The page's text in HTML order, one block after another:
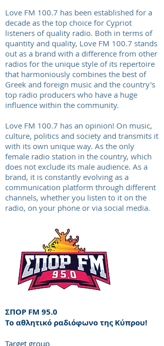
Love FM 100.7 has been established for a
decade as the top choice for Cypriot
listeners of quality radio. Both in terms of
quantity and quality, Love FM 100.7 stands
out as a brand with a difference from other
radios for the unique style of its repertoire
that harmoniously combines the best of
Greek and foreign music and the country's
top radio producers who have a huge
influence within the community.
Love FM 100.7 has an opinion! On music,
culture, politics and society and transmits it
with its own unique way. As the only
female radio station in the country, which
does not exclude its male audience. As a
brand, it is constantly evolving as a
communication platform through different
channels, whether you listen to it on the
radio, on your phone or via social media.
ΣΠΟΡ FM 95.0
Το αθλητικό ραδιόφωνο της Κύπρου!
Target group